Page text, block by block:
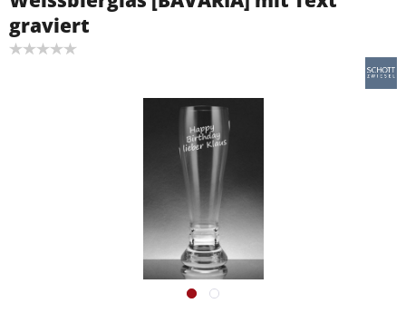
graviert